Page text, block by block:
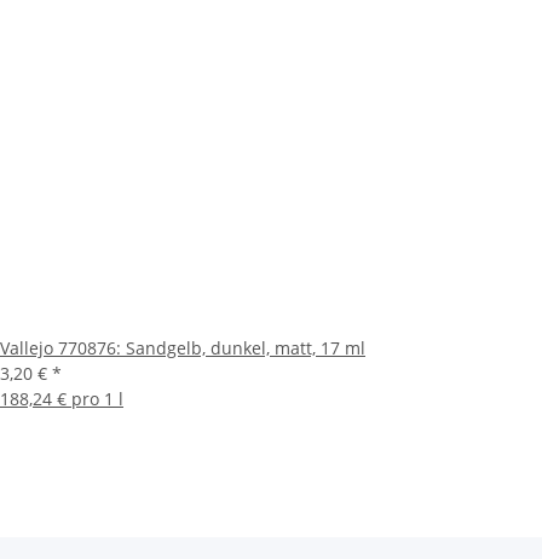
Vallejo 770876: Sandgelb, dunkel, matt, 17 ml
3,20 € *
188,24 € pro 1 l